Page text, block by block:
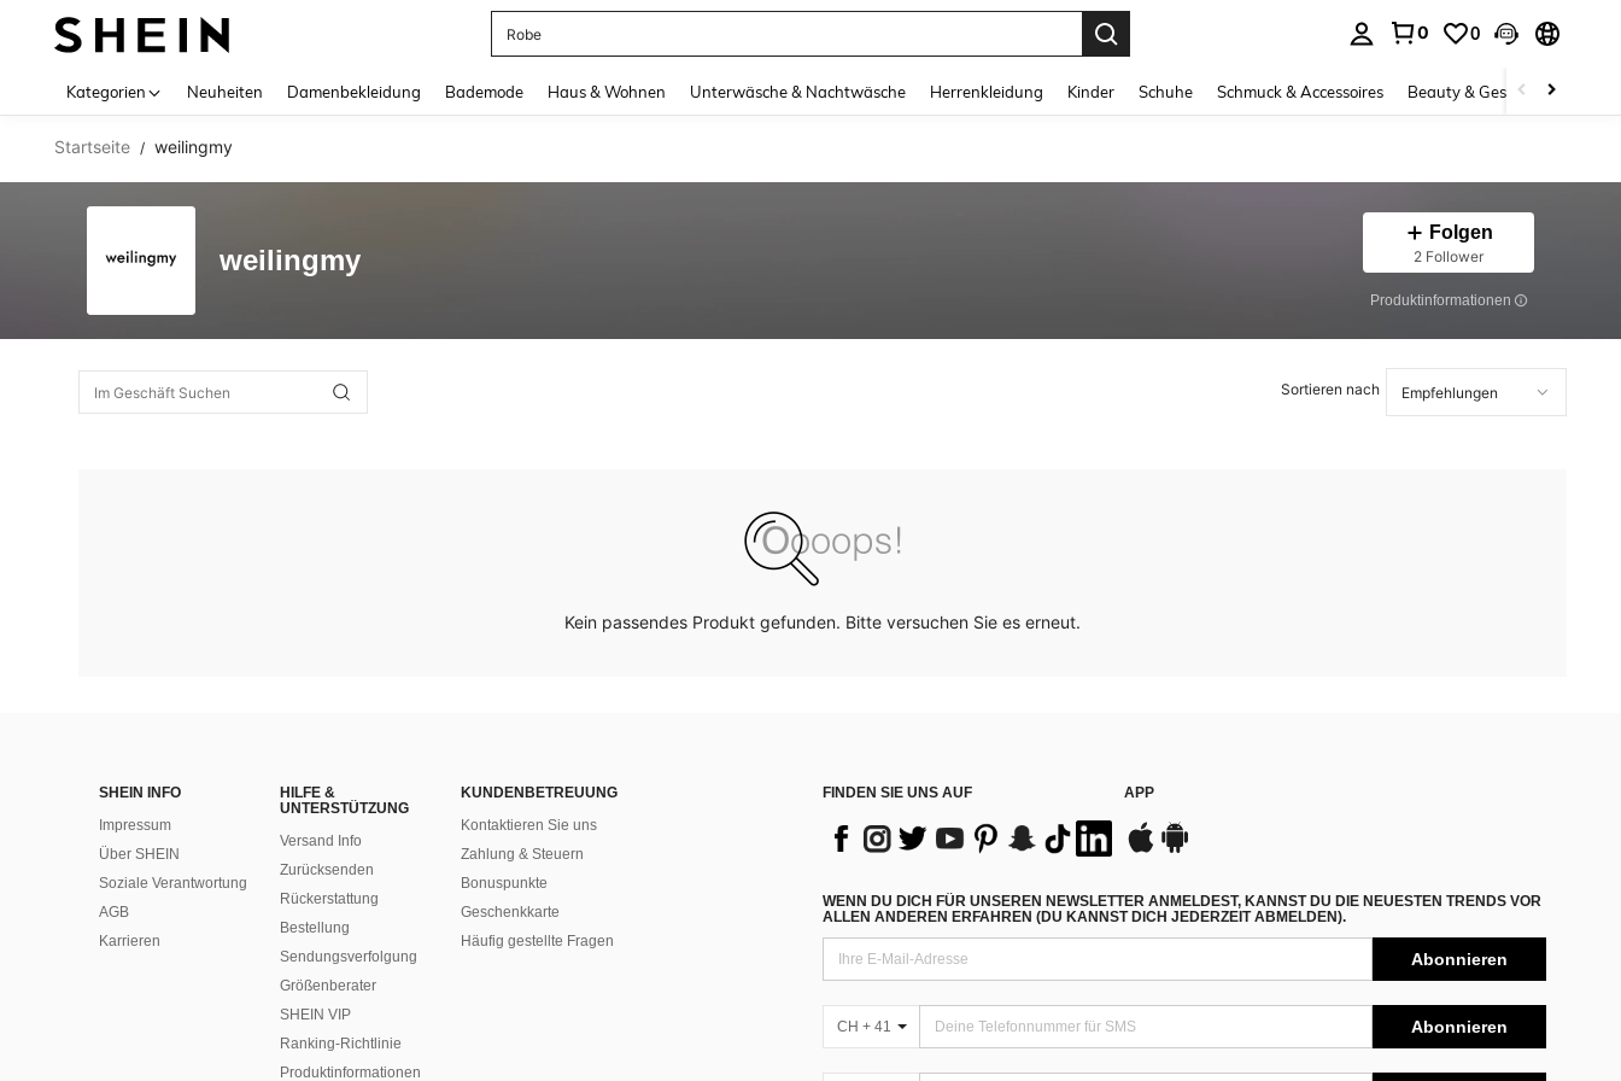
Robe
0 0
Kategorien Neuheiten Damenbekleidung Bademode Haus & Wohnen Unterwäsche & Nachtwäsche Herrenkleidung Kinder Schuhe Schmuck & Accessoires Beauty & Gesundheit
Startseite / weilingmy
weilingmy
Folgen
2 Follower
Produktinformationen
Sortieren nach
Kein passendes Produkt gefunden. Bitte versuchen Sie es erneut.
SHEIN INFO
Impressum
Über SHEIN
Soziale Verantwortung
AGB
Karrieren
HILFE &
UNTERSTÜTZUNG
Versand Info
Zurücksenden
Rückerstattung
Bestellung
Sendungsverfolgung
Größenberater
SHEIN VIP
Ranking-Richtlinie
​Produktinformationen
KUNDENBETREUUNG
Kontaktieren Sie uns
Zahlung & Steuern
Bonuspunkte
Geschenkkarte
Häufig gestellte Fragen
FINDEN SIE UNS AUF APP
WENN DU DICH FÜR UNSEREN NEWSLETTER ANMELDEST, KANNST DU DIE NEUESTEN TRENDS VOR
ALLEN ANDEREN ERFAHREN (DU KANNST DICH JEDERZEIT ABMELDEN).
Abonnieren
CH + 41 Abonnieren